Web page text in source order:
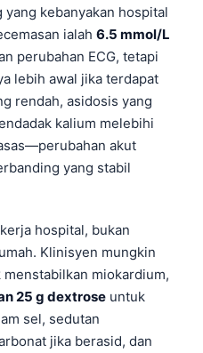
yang kebanyakan hospital
ialah 6.5 mmol/L
perubahan ECG, tetapi
lebih awal jika terdapat
rendah, asidosis yang
kalium melebihi
akut
yang stabil
hospital, bukan
Klinisyen mungkin
menstabilkan miokardium,
25 g dextrose untuk
sel, sedutan
jika berasid, dan